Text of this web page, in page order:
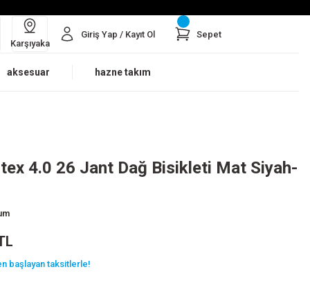
Karşıyaka
Giriş Yap / Kayıt Ol Sepet
aksesuar hazne takım
4.0 26 Jant Dağ Bisikleti Mat Siyah-
başlayan taksitlerle!